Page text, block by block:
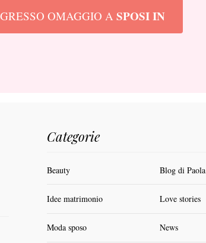
OMAGGIO A SPOSI IN
Categorie
Beauty Blog di Paola
Idee matrimonio Love stories
Moda sposo News